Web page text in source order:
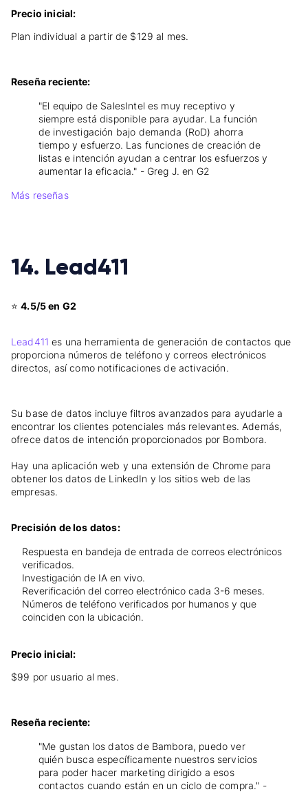
Precio inicial:
Plan individual a partir de $129 al mes.
Reseña reciente:
"El equipo de SalesIntel es muy receptivo y
siempre está disponible para ayudar. La función
de investigación bajo demanda (RoD) ahorra
tiempo y esfuerzo. Las funciones de creación de
listas e intención ayudan a centrar los esfuerzos y
aumentar la eficacia." - Greg J. en G2
Más reseñas
14. Lead411
⭐4.5/5 en G2
Lead411 es una herramienta de generación de contactos que
proporciona números de teléfono y correos electrónicos
directos, así como notificaciones de activación.
Su base de datos incluye filtros avanzados para ayudarle a
encontrar los clientes potenciales más relevantes. Además,
ofrece datos de intención proporcionados por Bombora.
Hay una aplicación web y una extensión de Chrome para
obtener los datos de LinkedIn y los sitios web de las
empresas.
Precisión de los datos:
Respuesta en bandeja de entrada de correos electrónicos
verificados.
Investigación de IA en vivo.
Reverificación del correo electrónico cada 3-6 meses.
Números de teléfono verificados por humanos y que
coinciden con la ubicación.
Precio inicial:
$99 por usuario al mes.
Reseña reciente:
"Me gustan los datos de Bambora, puedo ver
quién busca específicamente nuestros servicios
para poder hacer marketing dirigido a esos
contactos cuando están en un ciclo de compra." -